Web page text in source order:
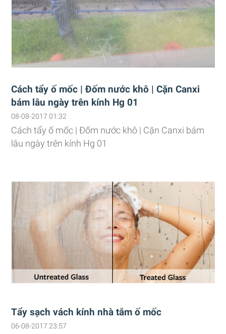
Cách tẩy ố mốc | Đốm nước khô | Cặn Canxi
bám lâu ngày trên kính Hg 01
08-08-2017 01:32
Cách tẩy ố mốc | Đốm nước khô | Cặn Canxi bám
lâu ngày trên kính Hg 01
Tẩy sạch vách kính nhà tắm ố mốc
06-08-2017 23:57